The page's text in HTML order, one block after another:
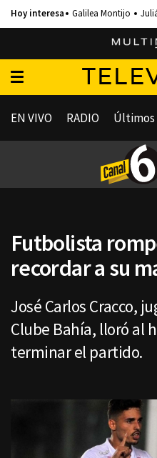
Galilea Montijo
EN VIVO RADIO Últimos
Futbolista
recordar a su
José Carlos Cracco,
Clube Bahía, lloró al
terminar el partido.